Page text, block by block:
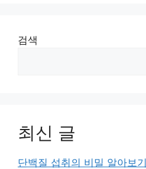
검색
최신 글
단백질 섭취의 비밀 알아보기